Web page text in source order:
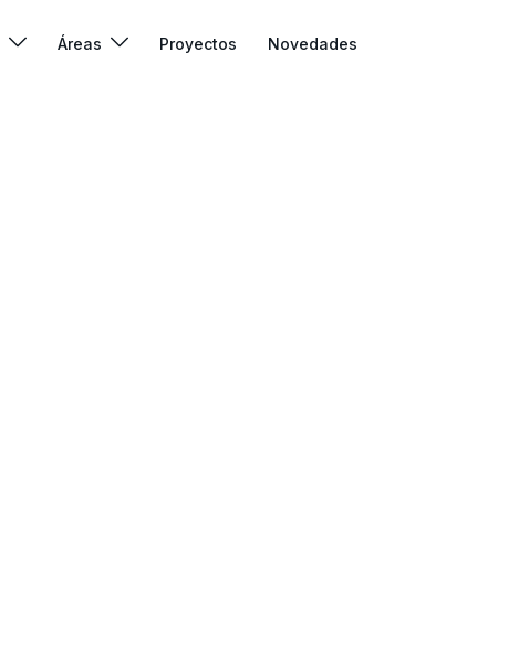
Áreas Proyectos Novedades